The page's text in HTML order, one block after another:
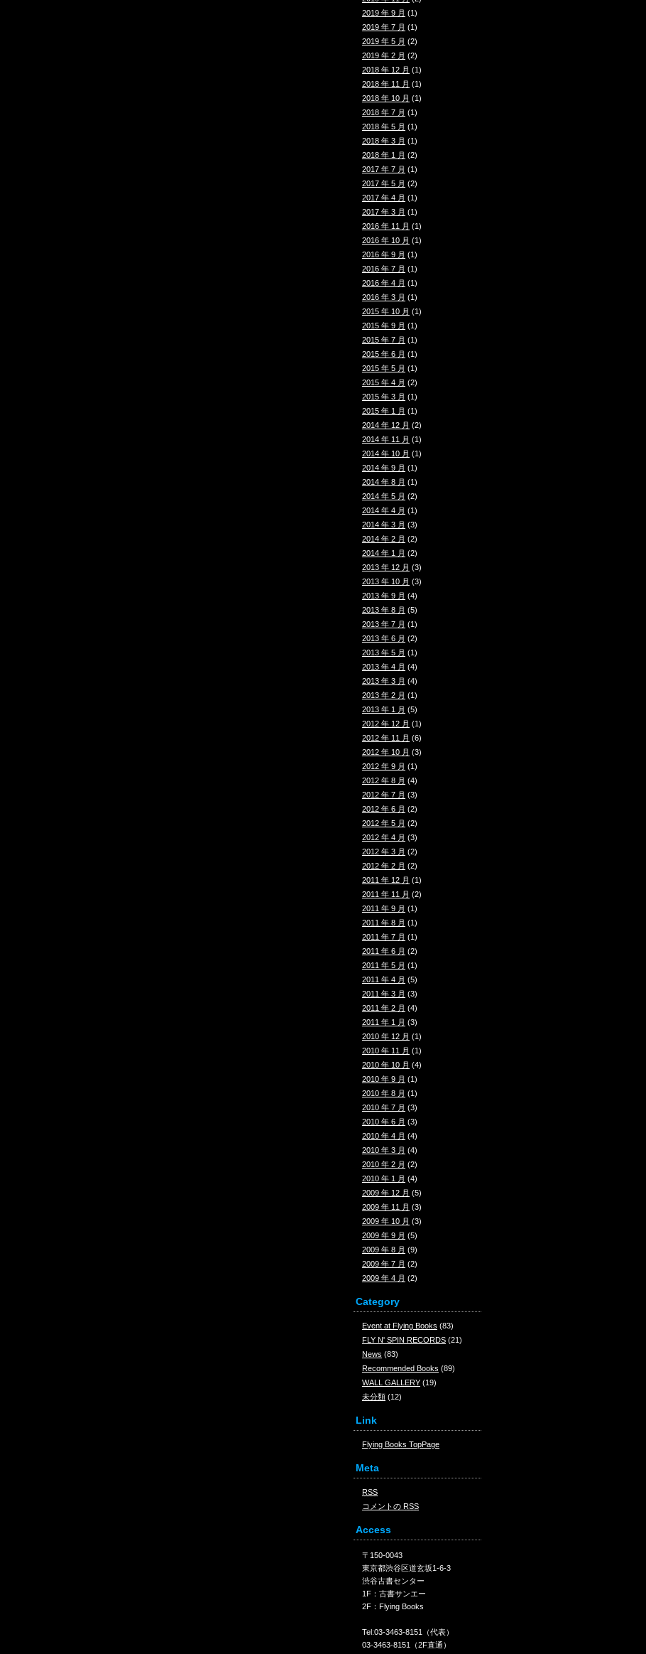
2019 年 9 月 (1)
2019 年 7 月 (1)
2019 年 5 月 (2)
2019 年 2 月 (2)
2018 年 12 月 (1)
2018 年 11 月 (1)
2018 年 10 月 (1)
2018 年 7 月 (1)
2018 年 5 月 (1)
2018 年 3 月 (1)
2018 年 1 月 (2)
2017 年 7 月 (1)
2017 年 5 月 (2)
2017 年 4 月 (1)
2017 年 3 月 (1)
2016 年 11 月 (1)
2016 年 10 月 (1)
2016 年 9 月 (1)
2016 年 7 月 (1)
2016 年 4 月 (1)
2016 年 3 月 (1)
2015 年 10 月 (1)
2015 年 9 月 (1)
2015 年 7 月 (1)
2015 年 6 月 (1)
2015 年 5 月 (1)
2015 年 4 月 (2)
2015 年 3 月 (1)
2015 年 1 月 (1)
2014 年 12 月 (2)
2014 年 11 月 (1)
2014 年 10 月 (1)
2014 年 9 月 (1)
2014 年 8 月 (1)
2014 年 5 月 (2)
2014 年 4 月 (1)
2014 年 3 月 (3)
2014 年 2 月 (2)
2014 年 1 月 (2)
2013 年 12 月 (3)
2013 年 10 月 (3)
2013 年 9 月 (4)
2013 年 8 月 (5)
2013 年 7 月 (1)
2013 年 6 月 (2)
2013 年 5 月 (1)
2013 年 4 月 (4)
2013 年 3 月 (4)
2013 年 2 月 (1)
2013 年 1 月 (5)
2012 年 12 月 (1)
2012 年 11 月 (6)
2012 年 10 月 (3)
2012 年 9 月 (1)
2012 年 8 月 (4)
2012 年 7 月 (3)
2012 年 6 月 (2)
2012 年 5 月 (2)
2012 年 4 月 (3)
2012 年 3 月 (2)
2012 年 2 月 (2)
2011 年 12 月 (1)
2011 年 11 月 (2)
2011 年 9 月 (1)
2011 年 8 月 (1)
2011 年 7 月 (1)
2011 年 6 月 (2)
2011 年 5 月 (1)
2011 年 4 月 (5)
2011 年 3 月 (3)
2011 年 2 月 (4)
2011 年 1 月 (3)
2010 年 12 月 (1)
2010 年 11 月 (1)
2010 年 10 月 (4)
2010 年 9 月 (1)
2010 年 8 月 (1)
2010 年 7 月 (3)
2010 年 6 月 (3)
2010 年 4 月 (4)
2010 年 3 月 (4)
2010 年 2 月 (2)
2010 年 1 月 (4)
2009 年 12 月 (5)
2009 年 11 月 (3)
2009 年 10 月 (3)
2009 年 9 月 (5)
2009 年 8 月 (9)
2009 年 7 月 (2)
2009 年 4 月 (2)
Category
Event at Flying Books (83)
FLY N' SPIN RECORDS (21)
News (83)
Recommended Books (89)
WALL GALLERY (19)
未分類 (12)
Link
Flying Books TopPage
Meta
RSS
コメントの RSS
Access
〒150-0043
東京都渋谷区道玄坂1-6-3
渋谷古書センター
1F：古書サンエー
2F：Flying Books
Tel:03-3463-8151（代表）
03-3463-8151（2F直通）